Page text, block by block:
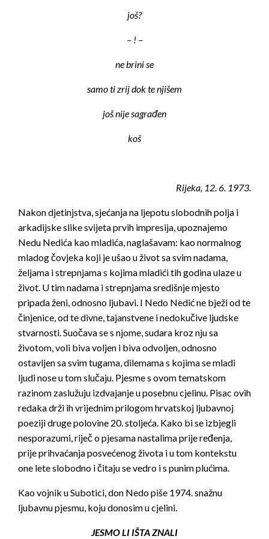
još?
– ! –
ne brini se
samo ti zrij dok te njišem
još nije sagrađen
koš
Rijeka, 12. 6. 1973.
Nakon djetinjstva, sjećanja na ljepotu slobodnih polja i
arkadijske slike svijeta prvih impresija, upoznajemo
Nedu Nedića kao mladića, naglašavam: kao normalnog
mladog čovjeka koji je ušao u život sa svim nadama,
željama i strepnjama s kojima mladići tih godina ulaze u
život. U tim nadama i strepnjama središnje mjesto
pripada ženi, odnosno ljubavi. I Nedo Nedić ne bježi od te
činjenice, od te divne, tajanstvene i nedokučive ljudske
stvarnosti. Suočava se s njome, sudara kroz nju sa
životom, voli biva voljen i biva odvoljen, odnosno
ostavljen sa svim tugama, dilemama s kojima se mladi
ljudi nose u tom slučaju. Pjesme s ovom tematskom
razinom zaslužuju izdvajanje u posebnu cjelinu. Pisac ovih
redaka drži ih vrijednim prilogom hrvatskoj ljubavnoj
poeziji druge polovine 20. stoljeća. Kako bi se izbjegli
nesporazumi, riječ o pjesama nastalima prije ređenja,
prije prihvaćanja posvećenog života i u tom kontekstu
one lete slobodno i čitaju se vedro i s punim plućima.
Kao vojnik u Subotici, don Nedo piše 1974. snažnu
ljubavnu pjesmu, koju donosim u cjelini.
JESMO LI IŠTA ZNALI